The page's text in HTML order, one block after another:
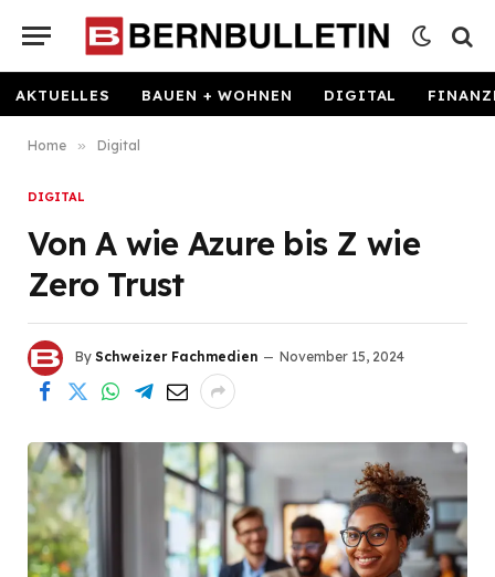
AKTUELLES BAUEN + WOHNEN DIGITAL
Home » Digital
DIGITAL
Von A wie Azure bis Z wie
Zero Trust
By Schweizer Fachmedien November 15, 2024